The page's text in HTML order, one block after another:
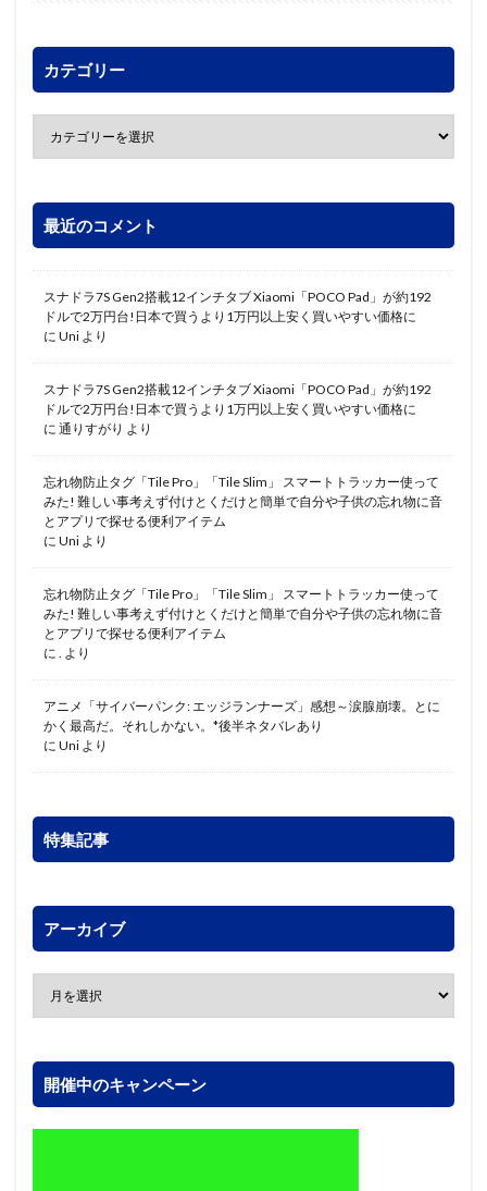
カテゴリー
最近のコメント
スナドラ7S Gen2搭載12インチタブ Xiaomi「POCO Pad」が約192
ドルで2万円台!日本で買うより1万円以上安く買いやすい価格に
に Uni より
スナドラ7S Gen2搭載12インチタブ Xiaomi「POCO Pad」が約192
ドルで2万円台!日本で買うより1万円以上安く買いやすい価格に
に 通りすがり より
忘れ物防止タグ「Tile Pro」「Tile Slim」 スマートトラッカー使って
みた! 難しい事考えず付けとくだけと簡単で自分や子供の忘れ物に音
とアプリで探せる便利アイテム
に Uni より
忘れ物防止タグ「Tile Pro」「Tile Slim」 スマートトラッカー使って
みた! 難しい事考えず付けとくだけと簡単で自分や子供の忘れ物に音
とアプリで探せる便利アイテム
に
より
アニメ「サイバーパンク: エッジランナーズ」感想～涙腺崩壊。とに
かく最高だ。それしかない。*後半ネタバレあり
に Uni より
特集記事
アーカイブ
開催中のキャンペーン